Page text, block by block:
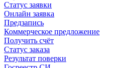
Статус заявки
Онлайн заявка
Предзапись
Коммерческое предложение
Получить счёт
Статус заказа
Результат поверки